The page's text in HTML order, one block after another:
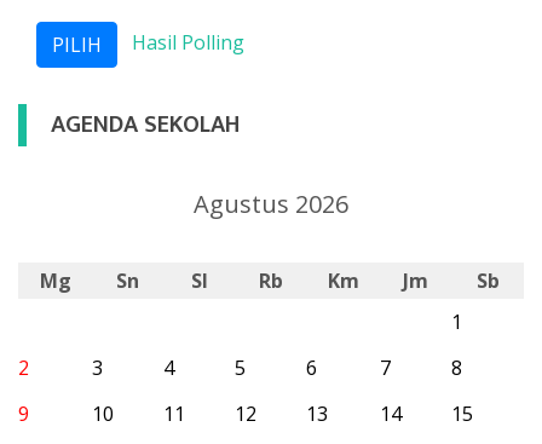
Hasil Polling
AGENDA SEKOLAH
Agustus 2026
Mg Sn Sl Rb Km Jm
Sb
1
2
3 4 5 6 7
8
9
10 11 12 13 14
15